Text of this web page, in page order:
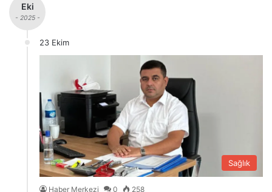
Eki
- 2025 -
23 Ekim
Sağlık
Haber Merkezi 0 258